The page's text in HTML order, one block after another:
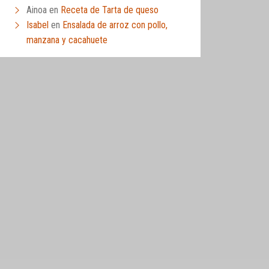
Ainoa en Receta de Tarta de queso
Isabel en Ensalada de arroz con pollo,
manzana y cacahuete